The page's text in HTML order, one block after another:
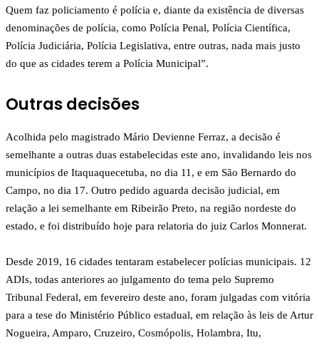
Quem faz policiamento é polícia e, diante da existência de diversas
denominações de polícia, como Polícia Penal, Polícia Científica,
Polícia Judiciária, Polícia Legislativa, entre outras, nada mais justo
do que as cidades terem a Polícia Municipal”.
Outras decisões
Acolhida pelo magistrado Mário Devienne Ferraz, a decisão é
semelhante a outras duas estabelecidas este ano, invalidando leis nos
municípios de Itaquaquecetuba, no dia 11, e em São Bernardo do
Campo, no dia 17. Outro pedido aguarda decisão judicial, em
relação a lei semelhante em Ribeirão Preto, na região nordeste do
estado, e foi distribuído hoje para relatoria do juiz Carlos Monnerat.
Desde 2019, 16 cidades tentaram estabelecer polícias municipais. 12
ADIs, todas anteriores ao julgamento do tema pelo Supremo
Tribunal Federal, em fevereiro deste ano, foram julgadas com vitória
para a tese do Ministério Público estadual, em relação às leis de Artur
Nogueira, Amparo, Cruzeiro, Cosmópolis, Holambra, Itu,